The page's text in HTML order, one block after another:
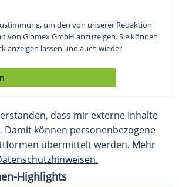
um den von unserer Redaktion
von Glomex GmbH anzuzeigen. Sie können
anzeigen lassen und auch wieder
dass mir externe Inhalte
Damit können personenbezogene
übermittelt werden. Mehr
Highlights